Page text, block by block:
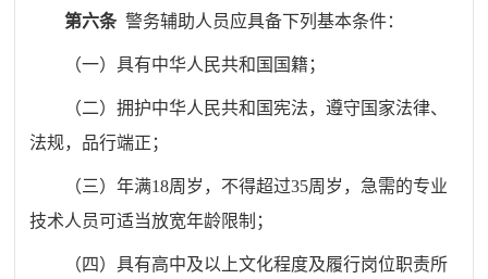
第六条 警务辅助人员应具备下列基本条件：
（一）具有中华人民共和国国籍；
（二）拥护中华人民共和国宪法，遵守国家法律、
法规，品行端正；
（三）年满18周岁，不得超过35周岁， 急需的专业
技术人员可适当放宽年龄限制；
（四）具有高中及以上文化程度及履行岗位职责所